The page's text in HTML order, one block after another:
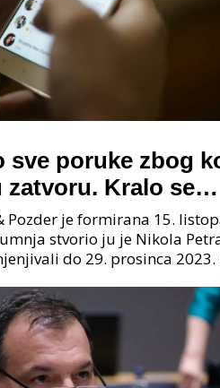
sve poruke zbog
zatvoru. Kralo se
Tko će iz vlade biti
Pozder je formirana 15.
stvorio ju je Nikola
do 29. prosinca 2023.